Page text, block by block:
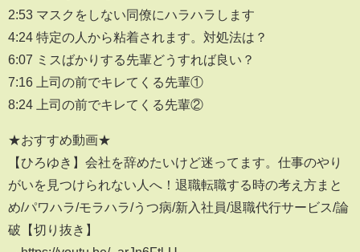
2:53 マスクをしない同僚にハラハラします
4:24 特定の人から粘着されます。対処法は？
6:07 ミスばかりする先輩どうすれば良い？
7:16 上司の前でキレてくる先輩①
8:24 上司の前でキレてくる先輩②
★おすすめ動画★
【ひろゆき】会社を辞めたいけど迷ってます。仕事のやり
がいを見つけられない人へ！退職転職する時の考え方まと
め/パワハラ/モラハラ/うつ病/新入社員/退職代行サービス/論
破【切り抜き】